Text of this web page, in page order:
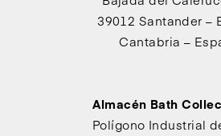
39012 Santander –
Cantabria –
Almacén Bath
Polígono Industrial